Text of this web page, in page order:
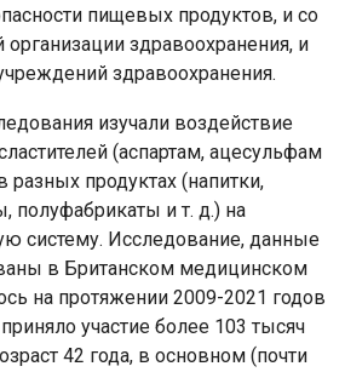
пищевых продуктов, и со
здравоохранения, и
здравоохранения.
изучали воздействие
(аспартам, ацесульфам
разных продуктах (напитки,
полуфабрикаты и т. д.) на
систему. Исследование, данные
в Британском медицинском
на протяжении 2009-2021 годов
участие более 103 тысяч
42 года, в основном (почти